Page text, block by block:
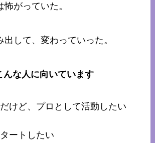
がっていた。
出して、変わっていった。
んな人に向いています
けど、プロとして活動したい
ートしたい